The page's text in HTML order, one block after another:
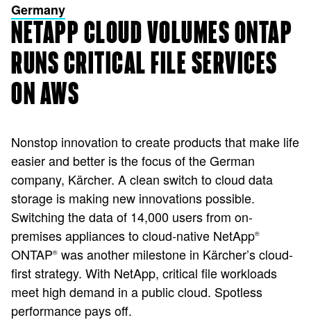
Germany
NETAPP CLOUD VOLUMES ONTAP
RUNS CRITICAL FILE SERVICES
ON AWS
Nonstop innovation to create products that make life
easier and better is the focus of the German
company, Kärcher. A clean switch to cloud data
storage is making new innovations possible.
Switching the data of 14,000 users from on-
premises appliances to cloud-native NetApp®
ONTAP® was another milestone in Kärcher’s cloud-
first strategy. With NetApp, critical file workloads
meet high demand in a public cloud. Spotless
performance pays off.